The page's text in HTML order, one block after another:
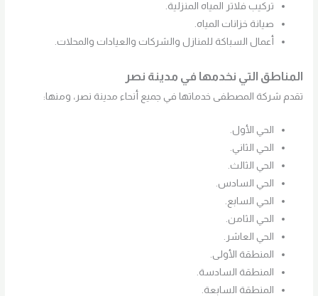
تركيب فلاتر المياه المنزلية.
صيانة خزانات المياه.
أعمال السباكة للمنازل والشركات والعيادات والمحلات.
المناطق التي نخدمها في مدينة نصر
تقدم شركة المصطفى خدماتها في جميع أنحاء مدينة نصر، ومنها:
الحي الأول.
الحي الثاني.
الحي الثالث.
الحي السادس.
الحي السابع.
الحي الثامن.
الحي العاشر.
المنطقة الأولى.
المنطقة السادسة.
المنطقة السابعة.